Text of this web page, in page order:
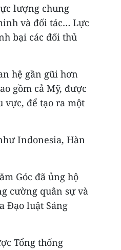
lượng chung
và đối tác… Lực
bại các đối thủ
hệ gần gũi hơn
gồm cả Mỹ, được
vực, để tạo ra một
Indonesia, Hàn
Góc đã ủng hộ
cường quân sự và
Đạo luật Sáng
Tổng thống